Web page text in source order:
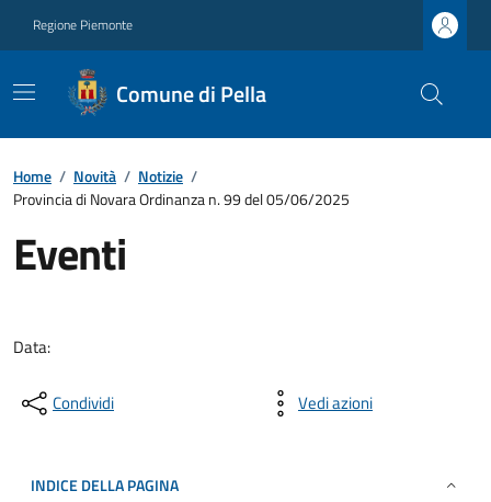
Regione Piemonte
Comune di Pella
Home / Novità / Notizie /
Provincia di Novara Ordinanza n. 99 del 05/06/2025
Eventi
Data:
Condividi Vedi azioni
INDICE DELLA PAGINA